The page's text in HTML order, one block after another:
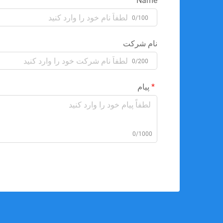
0/100
نام شرکت
0/200
پیام
0/1000